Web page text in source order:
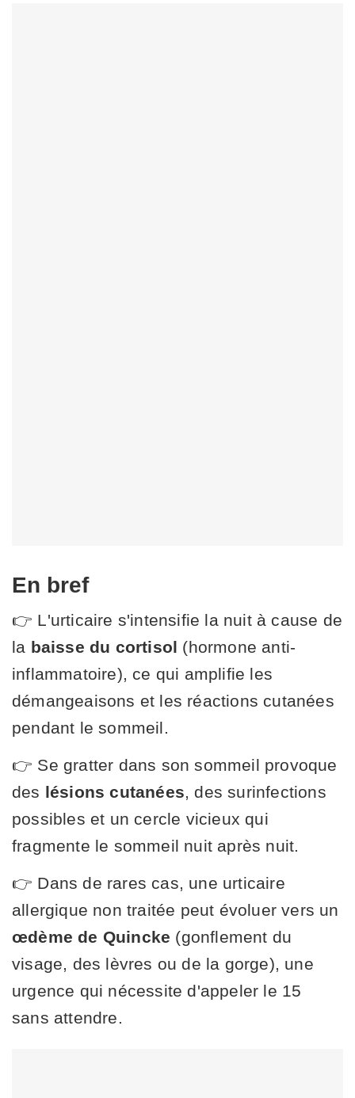
En bref
👉 L'urticaire s'intensifie la nuit à cause de
la baisse du cortisol (hormone anti-
inflammatoire), ce qui amplifie les
démangeaisons et les réactions cutanées
pendant le sommeil.
👉 Se gratter dans son sommeil provoque
des lésions cutanées , des surinfections
possibles et un cercle vicieux qui
fragmente le sommeil nuit après nuit.
👉 Dans de rares cas, une urticaire
allergique non traitée peut évoluer vers un
œdème de Quincke (gonflement du
visage, des lèvres ou de la gorge), une
urgence qui nécessite d'appeler le 15
sans attendre.